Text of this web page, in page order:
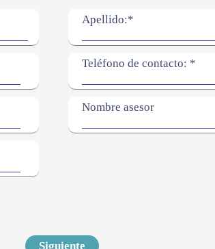
Apellido:*
Teléfono de contacto: *
Nombre asesor
Siguiente